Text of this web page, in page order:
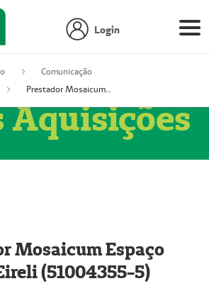
Login
Comunicação
Prestador Mosaicum Espaço Clínico Eireli (51004355-5)
Aquisições
Mosaicum Espaço
(51004355-5)